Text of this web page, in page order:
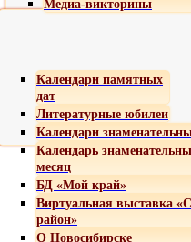
Медиа-викторины
Календари памятных
дат
Литературные юбилеи
Календари
Календарь
месяц
БД «Мой край»
Виртуальная выставка
район»
О Новосибирске